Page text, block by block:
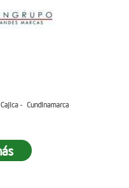
- Cundinamarca